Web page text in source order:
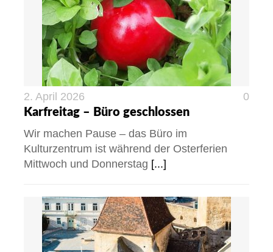
2. April 2026
0
Karfreitag – Büro geschlossen
Wir machen Pause – das Büro im
Kulturzentrum ist während der Osterferien
Mittwoch und Donnerstag [...]